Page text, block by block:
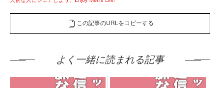
この記事のURLをコピーする
よく一緒に読まれる記事